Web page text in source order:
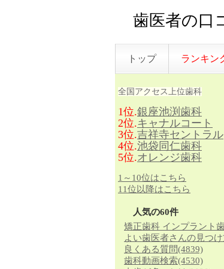
歯医者の口
トップ ランキン
全国アクセス上位歯科
1位.銀座池渕歯科
2位.キャナルコート
3位.吉祥寺セントラル
4位.池袋同仁歯科
5位.オレンジ歯科
1～10位はこちら
11位以降はこちら
人気の60件
矯正歯科 インプラント
よい歯医者さんの見つ
良くある質問(4839)
歯科動画検索(4530)